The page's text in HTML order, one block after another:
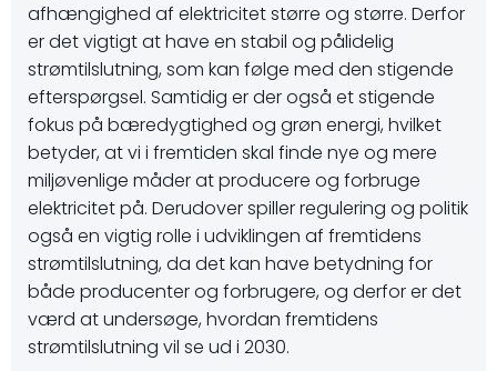
afhængighed af elektricitet større og større. Derfor
er det vigtigt at have en stabil og pålidelig
strømtilslutning, som kan følge med den stigende
efterspørgsel. Samtidig er der også et stigende
fokus på bæredygtighed og grøn energi, hvilket
betyder, at vi i fremtiden skal finde nye og mere
miljøvenlige måder at producere og forbruge
elektricitet på. Derudover spiller regulering og politik
også en vigtig rolle i udviklingen af fremtidens
strømtilslutning, da det kan have betydning for
både producenter og forbrugere, og derfor er det
værd at undersøge, hvordan fremtidens
strømtilslutning vil se ud i 2030.